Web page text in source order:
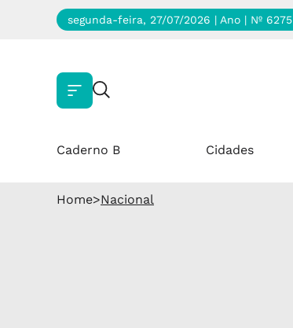
segunda-feira, 27/07/2026 | Ano | Nº 6275
Caderno B Cidades
Home>Nacional